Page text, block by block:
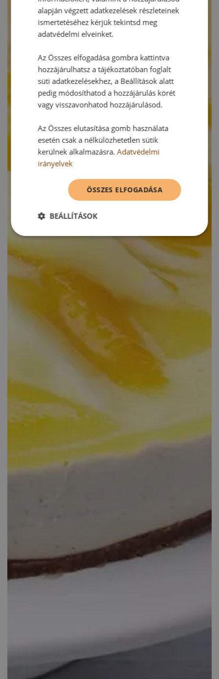
alapján végzett adatkezelések részleteinek
ismertetéséhez kérjük tekintsd meg
adatvédelmi elveinket.
Az Összes elfogadása gombra kattintva
hozzájárulhatsz a tájékoztatóban foglalt
süti adatkezelésekhez, a Beállítások alatt
pedig módosíthatod a hozzájárulás körét
vagy visszavonhatod hozzájárulásod.
Az Összes elutasítása gomb használata
esetén csak a nélkülözhetetlen sütik
kerülnek alkalmazásra.Adatvédelmi
irányelvek
ÖSSZES ELFOGADÁSA
BEÁLLÍTÁSOK